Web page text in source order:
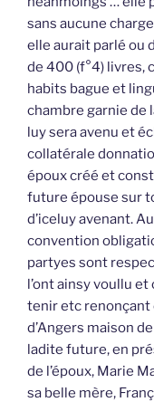
sans aucune
elle aurait parlé ou
de 400 (f°4) livres,
habits bague et
chambre garnie de
luy sera avenu et
collatérale
époux créé et
future épouse sur
d’iceluy avenant.
convention
partyes sont
l’ont ainsy voullu
tenir etc renonçant
d’Angers maison
ladite future, en
de l’époux, Marie
sa belle mère,